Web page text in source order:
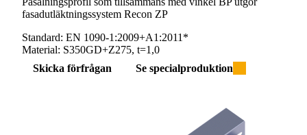
fasadutläktningssystem Recon ZP
Standard: EN 1090-1:2009+A1:2011*
Material: S350GD+Z275, t=1,0
Skicka förfrågan
Se specialproduktion